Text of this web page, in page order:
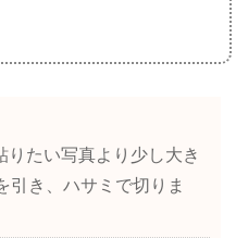
たい写真より少し大き
引き、ハサミで切りま